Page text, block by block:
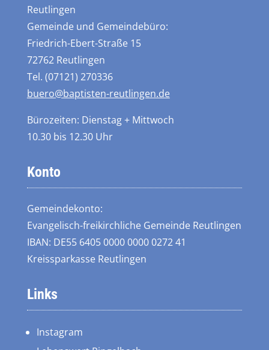
Reutlingen
Gemeinde und Gemeindebüro:
Friedrich-Ebert-Straße 15
72762 Reutlingen
Tel. (07121) 270336
buero@baptisten-reutlingen.de
Bürozeiten: Dienstag + Mittwoch
10.30 bis 12.30 Uhr
Konto
Gemeindekonto:
Evangelisch-freikirchliche Gemeinde Reutlingen
IBAN: DE55 6405 0000 0000 0272 41
Kreissparkasse Reutlingen
Links
Instagram